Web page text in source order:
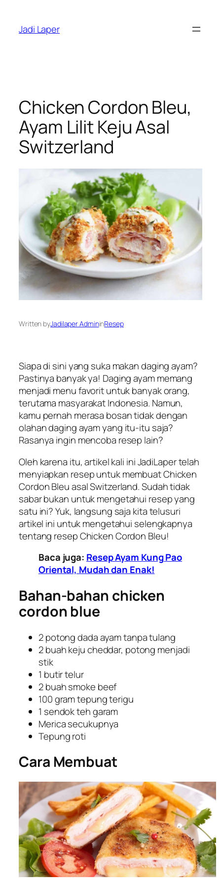
content
Jadi Laper
Chicken Cordon Bleu,
Ayam Lilit Keju Asal
Switzerland
Written byJadilaper AdmininResep
Siapa di sini yang suka makan daging ayam?
Pastinya banyak ya! Daging ayam memang
menjadi menu favorit untuk banyak orang,
terutama masyarakat Indonesia. Namun,
kamu pernah merasa bosan tidak dengan
olahan daging ayam yang itu-itu saja?
Rasanya ingin mencoba resep lain?
Oleh karena itu, artikel kali ini JadiLaper telah
menyiapkan resep untuk membuat Chicken
Cordon Bleu asal Switzerland. Sudah tidak
sabar bukan untuk mengetahui resep yang
satu ini? Yuk, langsung saja kita telusuri
artikel ini untuk mengetahui selengkapnya
tentang resep Chicken Cordon Bleu!
Baca juga: Resep Ayam Kung Pao
Oriental, Mudah dan Enak!
Bahan-bahan chicken
cordon blue
2 potong dada ayam tanpa tulang
2 buah keju cheddar, potong menjadi
stik
1 butir telur
2 buah smoke beef
100 gram tepung terigu
1 sendok teh garam
Merica secukupnya
Tepung roti
Cara Membuat